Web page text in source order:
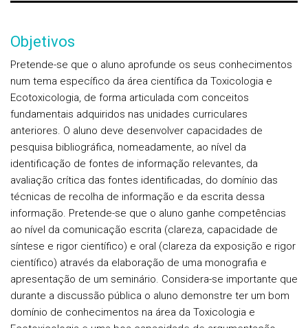
Objetivos
Pretende-se que o aluno aprofunde os seus conhecimentos
num tema específico da área científica da Toxicologia e
Ecotoxicologia, de forma articulada com conceitos
fundamentais adquiridos nas unidades curriculares
anteriores. O aluno deve desenvolver capacidades de
pesquisa bibliográfica, nomeadamente, ao nível da
identificação de fontes de informação relevantes, da
avaliação crítica das fontes identificadas, do domínio das
técnicas de recolha de informação e da escrita dessa
informação. Pretende-se que o aluno ganhe competências
ao nível da comunicação escrita (clareza, capacidade de
síntese e rigor científico) e oral (clareza da exposição e rigor
científico) através da elaboração de uma monografia e
apresentação de um seminário. Considera-se importante que
durante a discussão pública o aluno demonstre ter um bom
domínio de conhecimentos na área da Toxicologia e